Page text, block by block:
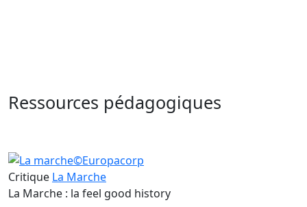
Ressources pédagogiques
Critique La Marche
La Marche : la feel good history